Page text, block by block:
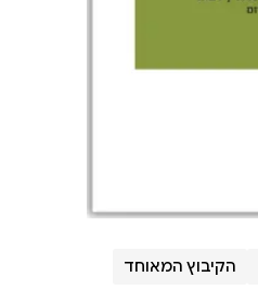
הקיבוץ המאוחד